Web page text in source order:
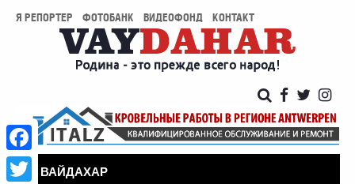
Я РЕПОРТЕР ФОТОБАНК ВИДЕОФОНД КОНТАКТ
ВАЙДАХАР
Facebook